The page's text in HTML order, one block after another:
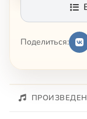
Поделиться: